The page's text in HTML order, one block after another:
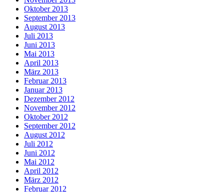
Oktober 2013
September 2013
August 2013
Juli 2013
Juni 2013
Mai 2013
April 2013
März 2013
Februar 2013
Januar 2013
Dezember 2012
November 2012
Oktober 2012
September 2012
August 2012
Juli 2012
Juni 2012
Mai 2012
April 2012
März 2012
Februar 2012